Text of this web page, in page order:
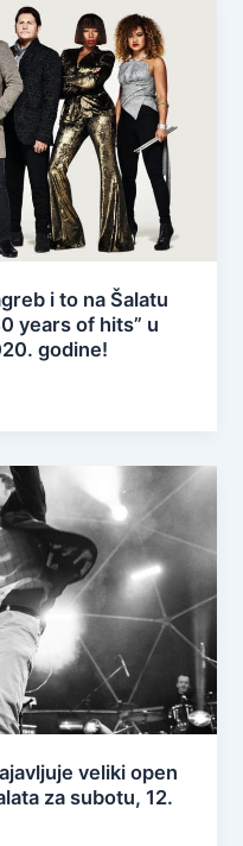
i to na Šalatu
years of hits” u
godine!
veliki open
za subotu, 12.